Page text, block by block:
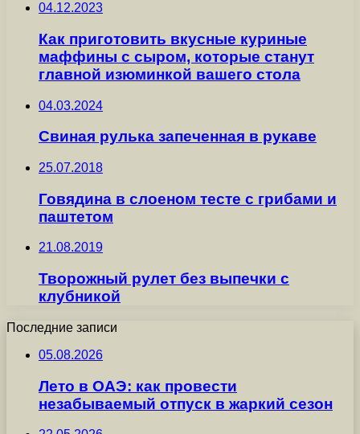
04.12.2023
Как приготовить вкусные куриные
маффины с сыром, которые станут
главной изюминкой вашего стола
04.03.2024
Свиная рулька запеченная в рукаве
25.07.2018
Говядина в слоеном тесте с грибами и
паштетом
21.08.2019
Творожный рулет без выпечки с
клубникой
Последние записи
05.08.2026
Лето в ОАЭ: как провести
незабываемый отпуск в жаркий сезон